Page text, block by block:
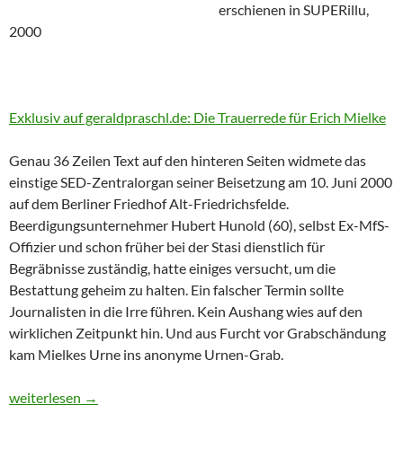
erschienen in SUPERillu,
2000
Exklusiv auf geraldpraschl.de: Die Trauerrede für Erich Mielke
Genau 36 Zeilen Text auf den hinteren Seiten widmete das
einstige SED-Zentralorgan seiner Beisetzung am 10. Juni 2000
auf dem Berliner Friedhof Alt-Friedrichsfelde.
Beerdigungsunternehmer Hubert Hunold (60), selbst Ex-MfS-
Offizier und schon früher bei der Stasi dienstlich für
Begräbnisse zuständig, hatte einiges versucht, um die
Bestattung geheim zu halten. Ein falscher Termin sollte
Journalisten in die Irre führen. Kein Aushang wies auf den
wirklichen Zeitpunkt hin. Und aus Furcht vor Grabschändung
kam Mielkes Urne ins anonyme Urnen-Grab.
Erich Mielke: Wer weinte um den Herrn der Angst?
weiterlesen →